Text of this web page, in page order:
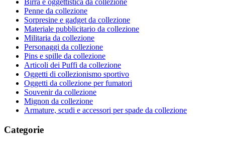
Birra e oggettistica da collezione
Penne da collezione
Sorpresine e gadget da collezione
Materiale pubblicitario da collezione
Militaria da collezione
Personaggi da collezione
Pins e spille da collezione
Articoli dei Puffi da collezione
Oggetti di collezionismo sportivo
Oggetti da collezione per fumatori
Souvenir da collezione
Mignon da collezione
Armature, scudi e accessori per spade da collezione
Categorie